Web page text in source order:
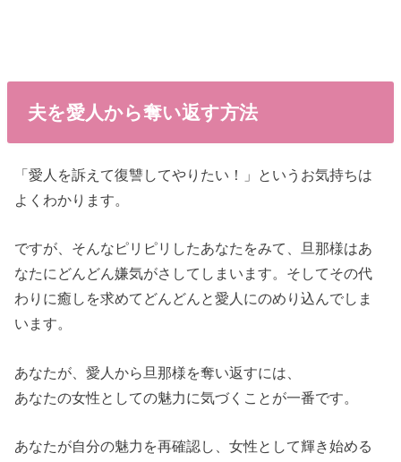
夫を愛人から奪い返す方法
「愛人を訴えて復讐してやりたい！」というお気持ちは
よくわかります。
ですが、そんなピリピリしたあなたをみて、旦那様はあ
なたにどんどん嫌気がさしてしまいます。そしてその代
わりに癒しを求めてどんどんと愛人にのめり込んでしま
います。
あなたが、愛人から旦那様を奪い返すには、
あなたの女性としての魅力に気づくことが一番です。
あなたが自分の魅力を再確認し、女性として輝き始める